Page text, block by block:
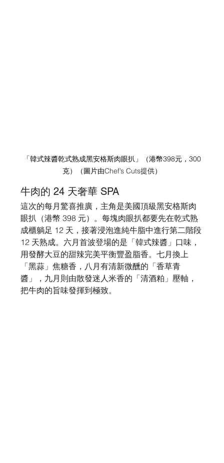
「韓式辣醬乾式熟成黑安格斯肉眼扒」
（港幣398元，300
克）
（圖片由Chef’s Cuts提供）
牛肉的 24 天奢華 SPA
這次的每月驚喜推廣，主角是美國頂級黑安格斯肉
眼扒（港幣 398 元）。每塊肉眼扒都要先在乾式熟
成櫃躺足 12 天，接著浸泡進純牛脂中進行第二階段
12 天熟成。六月首波登場的是「韓式辣醬」口味，
用發酵大豆的甜辣完美平衡豐盈脂香。七月換上
「黑蒜」焦糖香，八月有清新微醺的「香草青
醬」，九月則由散發迷人米香的「清酒粕」壓軸，
把牛肉的旨味發揮到極致。